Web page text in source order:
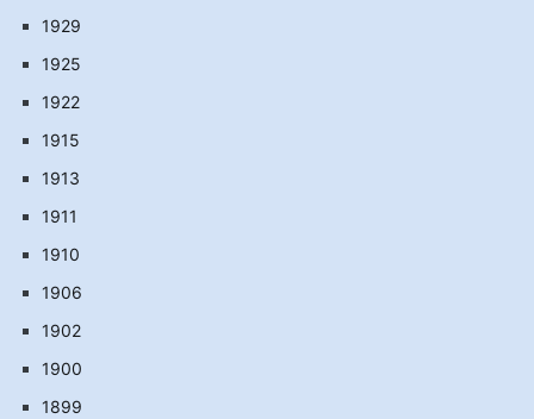
1929
1925
1922
1915
1913
1911
1910
1906
1902
1900
1899